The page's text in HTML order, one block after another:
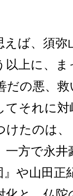
えば、須
以上に、
だの悪、
てそれに
けたのは
一方で永
や山田